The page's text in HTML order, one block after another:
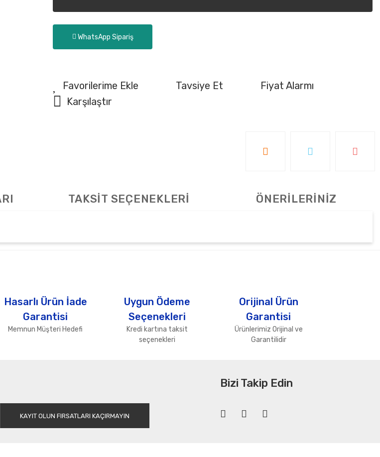
WhatsApp Sipariş
Tavsiye Et
Fiyat Alarmı
Karşılaştır
TAKSİT SEÇENEKLERİ ÖNERİLERİNİZ
Gönder
Hasarlı Ürün İade
Garantisi
Memnun Müşteri Hedefi
Uygun Ödeme
Seçenekleri
Kredi kartına taksit
seçenekleri
Orijinal Ürün
Garantisi
Ürünlerimiz Orijinal ve
Garantilidir
KAYIT OLUN FIRSATLARI KAÇIRMAYIN
Bizi Takip Edin